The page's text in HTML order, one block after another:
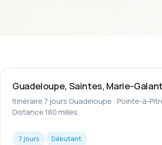
Guadeloupe, Saintes, Marie-
Itinéraire 7 jours Guadeloupe : Pointe-à-
Distance 180 milles.
7 jours Débutant